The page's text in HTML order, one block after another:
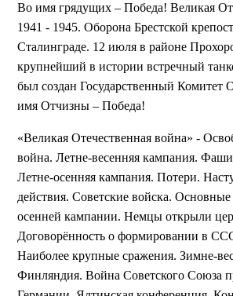
Во имя грядущих – Победа! Великая
1941 - 1945. Оборона Брестской
Сталинграде. 12 июля в районе
крупнейший в истории встречный
был создан Государственный
имя Отчизны – Победа!
«Великая Отечественная война» -
война. Летне-весенняя кампания.
Летне-осенняя кампания. Потери.
действия. Советские войска.
осенней кампании. Немцы открыли
Договорённость о формировании в
Наиболее крупные сражения. Зимне-
Финляндия. Война Советского Союза